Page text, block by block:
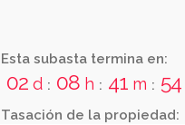
Esta subasta termina en:
02 d : 08 h : 41 m : 53
Tasación de la propiedad: